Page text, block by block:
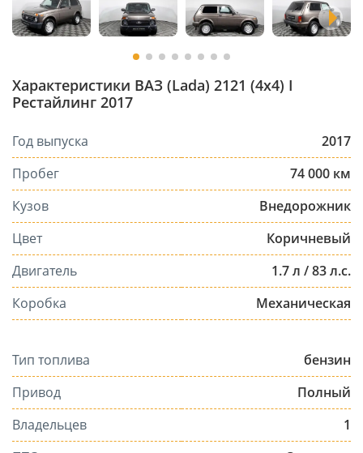
Характеристики ВАЗ (Lada) 2121 (4x4) I
Рестайлинг 2017
Год выпуска
2017
Пробег
74 000 км
Кузов
Внедорожник
Цвет
Коричневый
Двигатель
1.7 л / 83 л.с.
Коробка
Механическая
Тип топлива
бензин
Привод
Полный
Владельцев
1